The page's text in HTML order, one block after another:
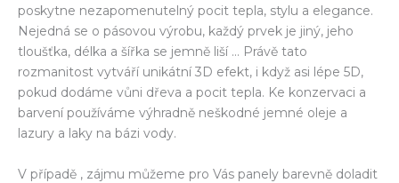
poskytne nezapomenutelný pocit tepla, stylu a elegance.
Nejedná se o pásovou výrobu, každý prvek je jiný, jeho
tloušťka, délka a šířka se jemně liší … Právě tato
rozmanitost vytváří unikátní 3D efekt, i když asi lépe 5D,
pokud dodáme vůni dřeva a pocit tepla. Ke konzervaci a
barvení používáme výhradně neškodné jemné oleje a
lazury a laky na bázi vody.
V případě , zájmu můžeme pro Vás panely barevně doladit